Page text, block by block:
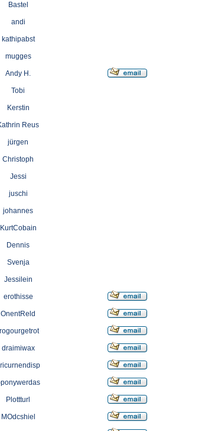
Bastel
andi
kathipabst
mugges
Andy H.
Tobi
Kerstin
Reus
jürgen
Christoph
Jessi
juschi
johannes
KurtCobain
Dennis
Svenja
Jessilein
erothisse
OnentReld
draimiwax
Plottturl
MOdcshiel